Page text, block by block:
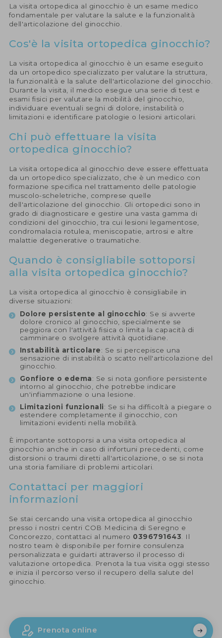
La visita ortopedica al ginocchio è un esame medico
fondamentale per valutare la salute e la funzionalità
dell'articolazione del ginocchio.
Cos'è la visita ortopedica ginocchio?
La visita ortopedica al ginocchio è un esame eseguito
da un ortopedico specializzato per valutare la struttura,
la funzionalità e la salute dell'articolazione del ginocchio.
Durante la visita, il medico esegue una serie di test e
esami fisici per valutare la mobilità del ginocchio,
individuare eventuali segni di dolore, instabilità o
limitazioni e identificare patologie o lesioni articolari.
Chi può effettuare la visita
ortopedica ginocchio?
La visita ortopedica al ginocchio deve essere effettuata
da un ortopedico specializzato, che è un medico con
formazione specifica nel trattamento delle patologie
muscolo-scheletriche, comprese quelle
dell'articolazione del ginocchio. Gli ortopedici sono in
grado di diagnosticare e gestire una vasta gamma di
condizioni del ginocchio, tra cui lesioni legamentose,
condromalacia rotulea, meniscopatie, artrosi e altre
malattie degenerative o traumatiche.
Quando è consigliabile sottoporsi
alla visita ortopedica ginocchio?
La visita ortopedica al ginocchio è consigliabile in
diverse situazioni:
Dolore persistente al ginocchio: Se si avverte
dolore cronico al ginocchio, specialmente se
peggiora con l'attività fisica o limita la capacità di
camminare o svolgere attività quotidiane.
Instabilità articolare: Se si percepisce una
sensazione di instabilità o scatto nell'articolazione del
ginocchio.
Gonfiore o edema: Se si nota gonfiore persistente
intorno al ginocchio, che potrebbe indicare
un'infiammazione o una lesione.
Limitazioni funzionali: Se si ha difficoltà a piegare o
estendere completamente il ginocchio, con
limitazioni evidenti nella mobilità.
È importante sottoporsi a una visita ortopedica al
ginocchio anche in caso di infortuni precedenti, come
distorsioni o traumi diretti all'articolazione, o se si nota
una storia familiare di problemi articolari.
Contattaci per maggiori
informazioni
Se stai cercando una visita ortopedica al ginocchio
presso i nostri centri COB Medicina di Seregno e
Concorezzo, contattaci al numero 0396791643 . Il
nostro team è disponibile per fornire consulenza
personalizzata e guidarti attraverso il processo di
valutazione ortopedica. Prenota la tua visita oggi stesso
e inizia il percorso verso il recupero della salute del
ginocchio.
Prenota online